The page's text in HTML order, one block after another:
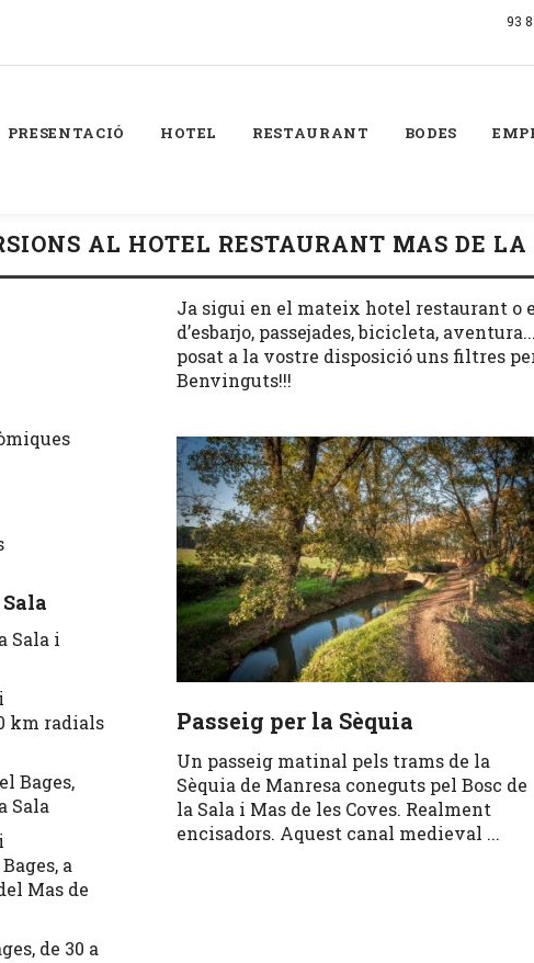
93
PRESENTACIÓ HOTEL RESTAURANT BODES
AL HOTEL RESTAURANT MAS DE LA
Sala i
km radials
Bages,
Sala
a
Mas de
de 30 a
Ja sigui en el mateix hotel restaurant o
d’esbarjo, passejades, bicicleta,
posat a la vostre disposició uns filtres
Benvinguts!!!
Passeig per la Sèquia
Un passeig matinal pels trams de la
Sèquia de Manresa coneguts pel Bosc de
la Sala i Mas de les Coves. Realment
encisadors. Aquest canal medieval ...